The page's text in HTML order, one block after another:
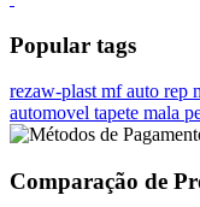
Popular tags
rezaw-plast mf auto rep
automovel tapete mala
Comparação de